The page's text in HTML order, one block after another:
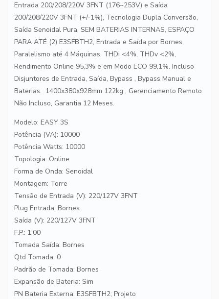
Entrada 200/208/220V 3FNT (176~253V) e Saída
200/208/220V 3FNT (+/-1%), Tecnologia Dupla Conversão,
Saída Senoidal Pura, SEM BATERIAS INTERNAS, ESPAÇO
PARA ATÉ (2) E3SFBTH2, Entrada e Saída por Bornes,
Paralelismo até 4 Máquinas, THDi <4%, THDv <2%,
Rendimento Online 95,3% e em Modo ECO 99,1%. Incluso
Disjuntores de Entrada, Saída, Bypass , Bypass Manual e
Baterias. 1400x380x928mm 122kg , Gerenciamento Remoto
Não Incluso, Garantia 12 Meses.
Modelo: EASY 3S
Potência (VA): 10000
Potência Watts: 10000
Topologia: Online
Forma de Onda: Senoidal
Montagem: Torre
Tensão de Entrada (V): 220/127V 3FNT
Plug Entrada: Bornes
Saída (V): 220/127V 3FNT
F.P.: 1,00
Tomada Saída: Bornes
Qtd Tomada: 0
Padrão de Tomada: Bornes
Expansão de Bateria: Sim
PN Bateria Externa: E3SFBTH2; Projeto